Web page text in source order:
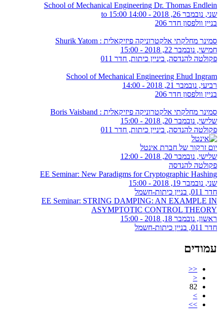
School of Mechanical Engineering Dr. Thomas Endlein
שני, נובמבר 26, 2018 -
14:00
15:00
בניין וולפסון חדר 206
סמינר מחלקתי אלקטרוניקה פיזיקאלית : Shurik Yatom
חמישי, נובמבר 22, 2018 - 15:00
פקולטה להנדסה, ביניין כיתות, חדר 011
School of Mechanical Engineering Ehud Ingram
רביעי, נובמבר 21, 2018 - 14:00
בניין וולפסון חדר 206
סמינר מחלקתי אלקטרוניקה פיזיקאלית : Boris Vaisband
שלישי, נובמבר 20, 2018 - 15:00
פקולטה להנדסה, ביניין כיתות, חדר 011
יום זרקור של חברת אינטל
שלישי, נובמבר 20, 2018 - 12:00
פקולטה להנדסה
EE Seminar: New Paradigms for Cryptographic Hashing
שני, נובמבר 19, 2018 - 15:00
חדר 011, בניין כיתות-חשמל
EE Seminar: STRING DAMPING: AN EXAMPLE IN
ASYMPTOTIC CONTROL THEORY
ראשון, נובמבר 18, 2018 - 15:00
חדר 011, בניין כיתות-חשמל
עמודים
<<
<
82
>
>>